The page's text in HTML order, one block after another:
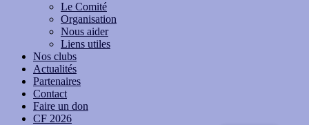
Le Comité
Organisation
Nous aider
Liens utiles
Nos clubs
Actualités
Partenaires
Contact
Faire un don
CF 2026